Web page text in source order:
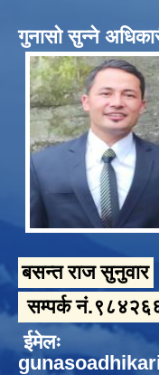
गुनासो सुन्ने
बसन्त राज सुनुवार
सम्पर्क
ईमेलः